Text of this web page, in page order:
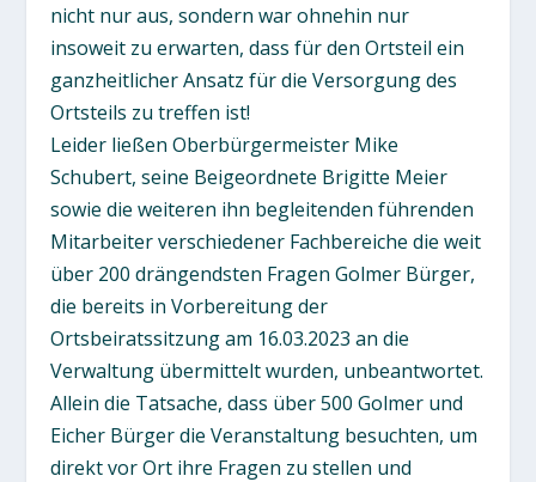
nicht nur aus, sondern war ohnehin nur
insoweit zu erwarten, dass für den Ortsteil ein
ganzheitlicher Ansatz für die Versorgung des
Ortsteils zu treffen ist!
Leider ließen Oberbürgermeister Mike
Schubert, seine Beigeordnete Brigitte Meier
sowie die weiteren ihn begleitenden führenden
Mitarbeiter verschiedener Fachbereiche die weit
über 200 drängendsten Fragen Golmer Bürger,
die bereits in Vorbereitung der
Ortsbeiratssitzung am 16.03.2023 an die
Verwaltung übermittelt wurden, unbeantwortet.
Allein die Tatsache, dass über 500 Golmer und
Eicher Bürger die Veranstaltung besuchten, um
direkt vor Ort ihre Fragen zu stellen und